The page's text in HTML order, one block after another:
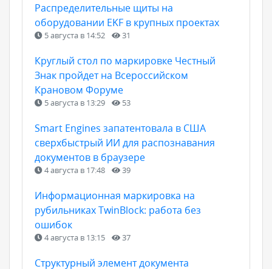
Распределительные щиты на
оборудовании EKF в крупных проектах
5 августа в 14:52 31
Круглый стол по маркировке Честный
Знак пройдет на Всероссийском
Крановом Форуме
5 августа в 13:29 53
Smart Engines запатентовала в США
сверхбыстрый ИИ для распознавания
документов в браузере
4 августа в 17:48 39
Информационная маркировка на
рубильниках TwinBlock: работа без
ошибок
4 августа в 13:15 37
Структурный элемент документа